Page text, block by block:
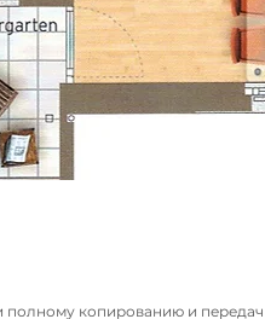
полному копированию и